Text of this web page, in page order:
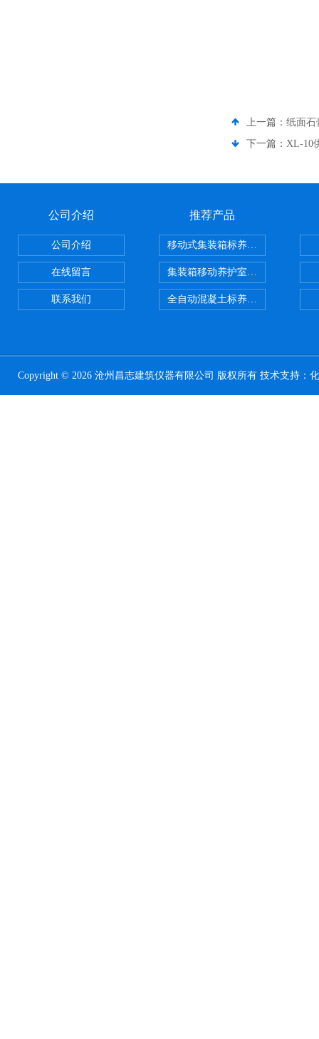
上一篇： 纸面石
下一篇： XL-10
公司介绍
公司介绍
在线留言
联系我们
推荐产品
移动式集装箱标养室 养护室设备
集装箱移动养护室 标养室
全自动混凝土标养室恒温恒湿设备
Copyright © 2026 沧州昌志建筑仪器有限公司 版权所有 技术支持：